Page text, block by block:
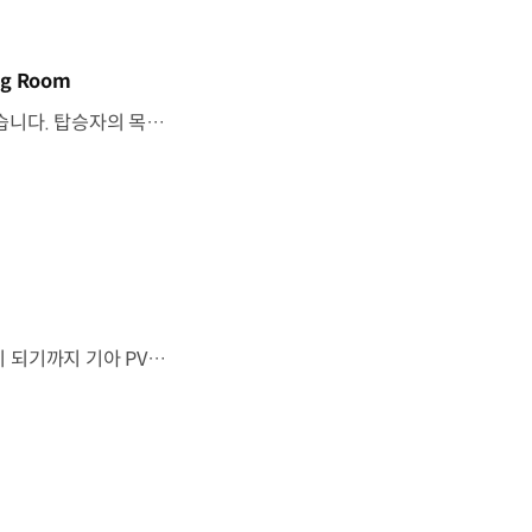
Room
기아 PV5 WAV는 교통약자의 일상을 기준으로이동 과정을 다시 설계했습니다. 탑승자의 목적에 맞게 확장되는 모빌리티, PV5 WAV 개발 스토리를 영상으로 확인해 보세요. #현대자동차그룹 #TheMovingRoom #기아 #PV5 #PV5WAV #PBV #목적기반모빌리티
“이 방이 통째로 움직였으면 좋겠다”그림 속에서만 그리던 여행이 현실이 되기까지 기아 PV5 WAV는 필요한 의료 장비를 싣고가족과 한 공간에서 함께 떠날 수 있도록이동의 경험을 다시 설계했습니다. 같은 풍경을 보고, 같은 순간을 나누는 일현대자동차그룹은 모두를 위한 이동을 만들어갑니다. #현대자동차그룹 #TheMovingRoom #PV5 #기아 #목적기반모빌리티 #PV5WAV #PBV